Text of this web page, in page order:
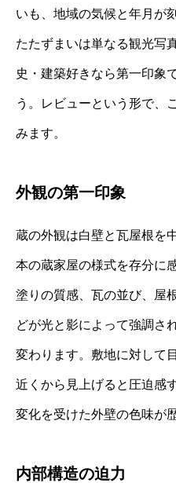
いも、地域の気候と年月が
たたずまいは単なる観光写
史・建築好きなら第一印象
う。レビューという形で、
みます。
外観の第一印象
蔵の外観は白壁と瓦屋根を
本の蔵家屋の様式を存分に
塗りの質感、瓦の並び、屋
どが光と影によって強調さ
変わります。敷地に対して
近くから見上げると圧迫感
変化を受けた外壁の色味が
内部構造の迫力